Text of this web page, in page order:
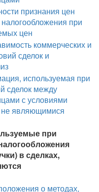
признания цен
при
цен
коммерческих и
сделок и
используемая при
сделок между
с условиями
являющимися
при
в сделках,
о методах,